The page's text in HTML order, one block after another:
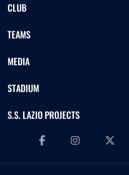
CLUB
TEAMS
MEDIA
STADIUM
S.S. LAZIO PROJECTS